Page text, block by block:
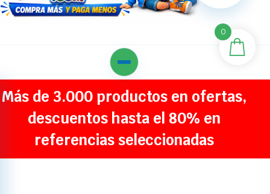
Más de 3.000 productos en ofertas,
descuentos hasta el 80% en
referencias seleccionadas
0